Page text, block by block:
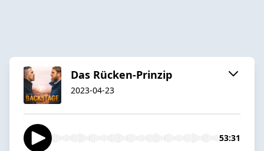
Das Rücken-Prinzip
2023-04-23
53:31